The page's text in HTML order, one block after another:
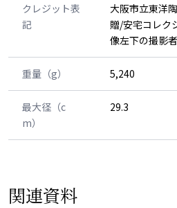
クレジット表
記
大阪市立東洋
贈/安宅コレ
像左下の撮影
重量（g） 5,240
最大径（c
m）
29.3
関連資料